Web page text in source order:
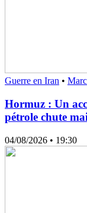
Guerre en Iran •
Hormuz : Un
pétrole chute
04/08/2026 • 19:30